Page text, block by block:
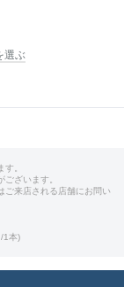
選ぶ
。
ざいます。
ご来店される店舗にお問い
1本)